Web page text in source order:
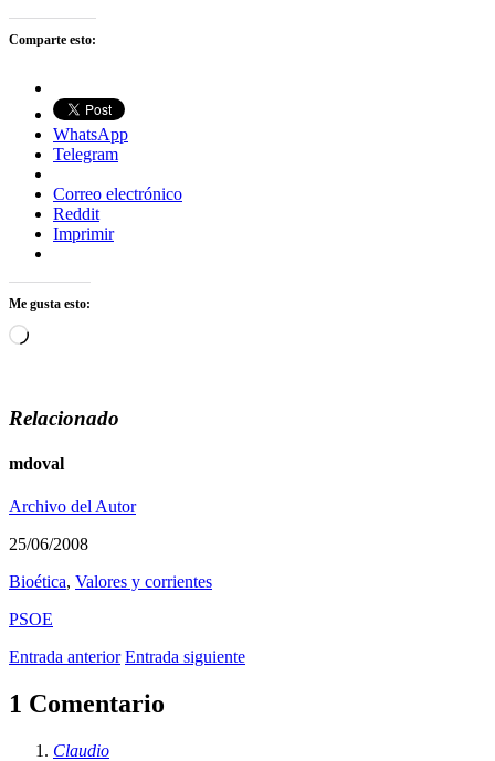
Comparte esto:
WhatsApp
Telegram
Correo electrónico
Reddit
Imprimir
Me gusta esto:
Cargando...
Relacionado
mdoval
Archivo del Autor
25/06/2008
Bioética, Valores y corrientes
PSOE
Entrada anterior Entrada siguiente
1 Comentario
Claudio